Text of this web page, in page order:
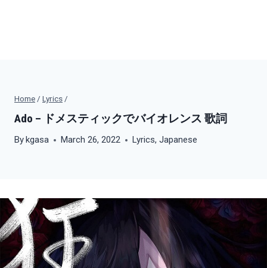
Home / Lyrics /
Ado – ドメスティックでバイオレンス 歌詞
Bykgasa March 26, 2022 Lyrics,Japanese